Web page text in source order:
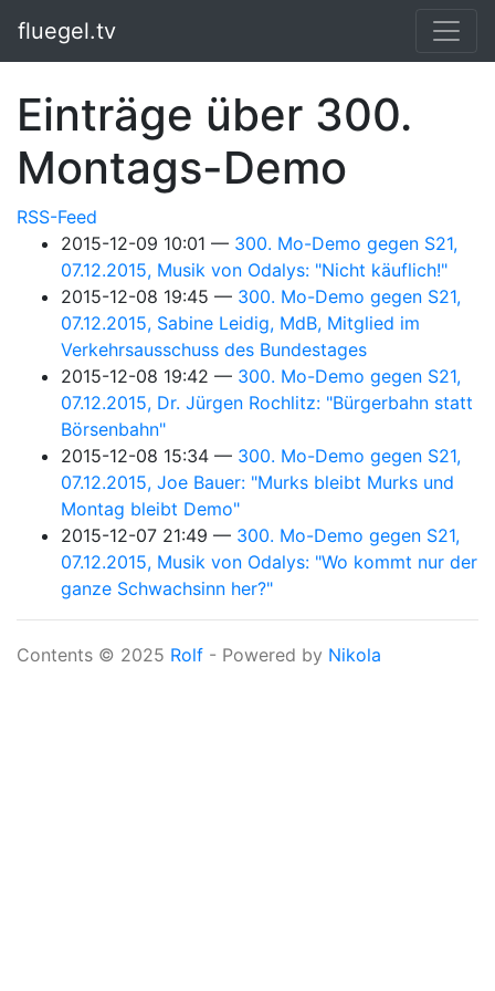
fluegel.tv
Einträge über 300.
Montags-Demo
RSS-Feed
2015-12-09 10:01
300. Mo-Demo gegen S21,
07.12.2015, Musik von Odalys: "Nicht käuflich!"
2015-12-08 19:45
300. Mo-Demo gegen S21,
07.12.2015, Sabine Leidig, MdB, Mitglied im
Verkehrsausschuss des Bundestages
2015-12-08 19:42
300. Mo-Demo gegen S21,
07.12.2015, Dr. Jürgen Rochlitz: "Bürgerbahn statt
Börsenbahn"
2015-12-08 15:34
300. Mo-Demo gegen S21,
07.12.2015, Joe Bauer: "Murks bleibt Murks und
Montag bleibt Demo"
2015-12-07 21:49
300. Mo-Demo gegen S21,
07.12.2015, Musik von Odalys: "Wo kommt nur der
ganze Schwachsinn her?"
Contents © 2025 Rolf - Powered by Nikola